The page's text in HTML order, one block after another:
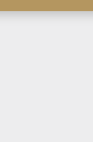
う法律事務所】